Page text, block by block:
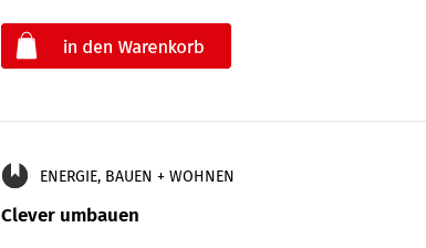
ENERGIE, BAUEN + WOHNEN
Clever umbauen